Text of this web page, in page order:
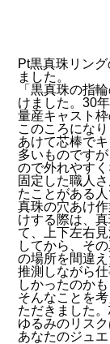
Pt黒真珠リン
ました。
「黒真珠の指
けました。30
量産キャスト枠
このころにな
あけて芯棒で
多いものです
ので外れやす
固定した職人
たことがある
真珠の穴あけ
けする際は、
て、上下左右
してから、そ
の場所を間違
推測しながら
しかったのか
そんなことを
ただきました
ゆるみのリス
あなたのジュ